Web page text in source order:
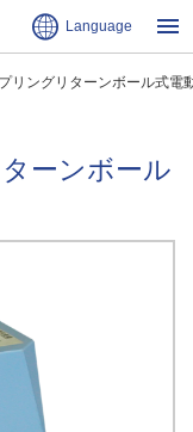
Language
リングリターンボール式電
ーンボール